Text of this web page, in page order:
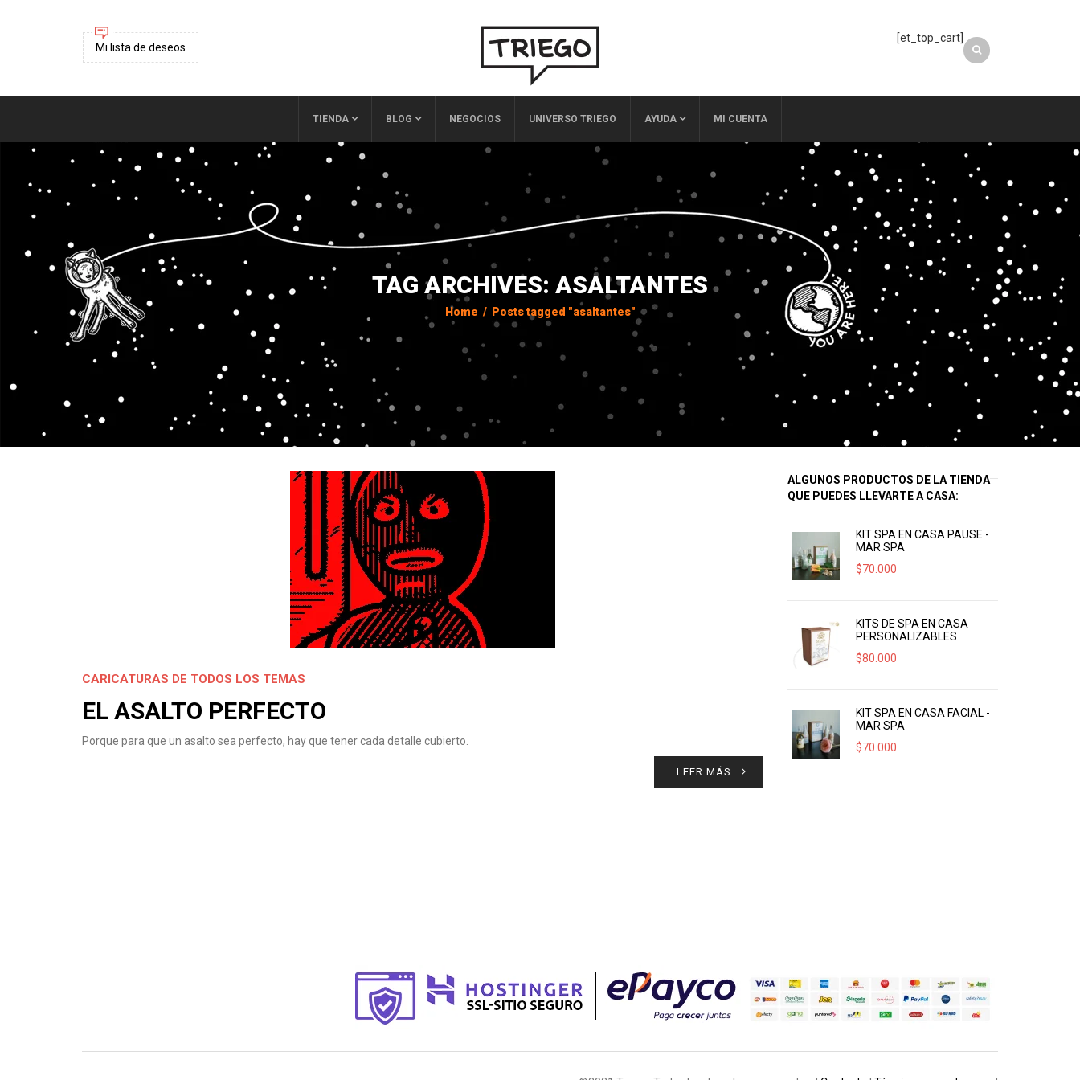
Mi lista de deseos
[et_top_cart]
TIENDA BLOG NEGOCIOS UNIVERSO TRIEGO AYUDA MI CUENTA
TAG ARCHIVES: ASALTANTES
Home / Posts tagged "asaltantes"
CARICATURAS DE TODOS LOS TEMAS
EL ASALTO PERFECTO
Porque para que un asalto sea perfecto, hay que tener cada detalle cubierto.
LEER MÁS
ALGUNOS PRODUCTOS DE LA TIENDA
QUE PUEDES LLEVARTE A CASA:
KIT SPA EN CASA PAUSE -
MAR SPA
$70.000
KITS DE SPA EN CASA
PERSONALIZABLES
$80.000
KIT SPA EN CASA FACIAL -
MAR SPA
$70.000